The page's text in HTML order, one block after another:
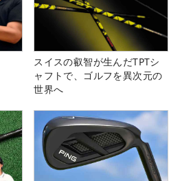
スイスの叡智が生んだTPTシ
ャフトで、ゴルフを異次元の
世界へ